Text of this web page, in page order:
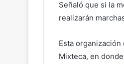
Señaló que si la
realizarán
Esta
Mixteca, en